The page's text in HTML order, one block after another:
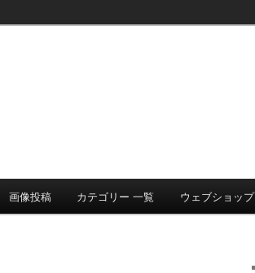
画像投稿 カテゴリー 一覧 ウェブショップ